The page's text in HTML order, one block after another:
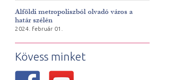
Alföldi metropoliszból olvadó város a
határ szélén
2024. február 01.
Kövess minket